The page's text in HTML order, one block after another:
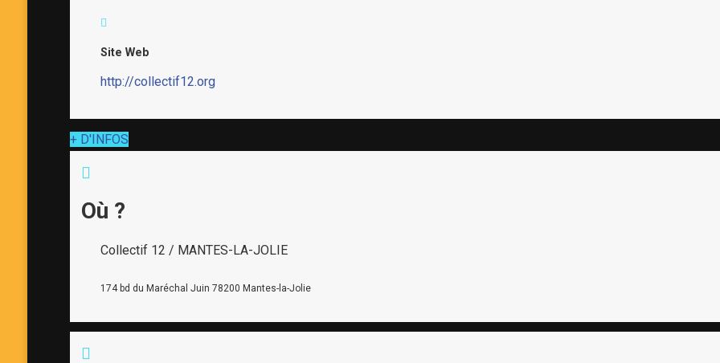
Site Web
http://collectif12.org
+ D'INFOS
Où ?
Collectif 12 / MANTES-LA-JOLIE
174 bd du Maréchal Juin 78200 Mantes-la-Jolie